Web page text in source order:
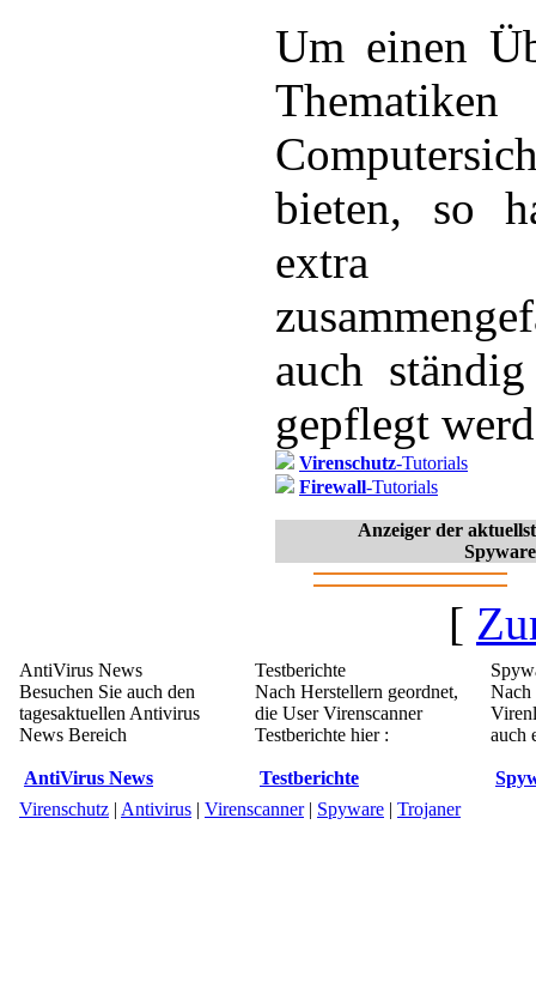
Um einen
bieten, so
extra
auch
gepflegt
Virenschutz-Tutorials
Firewall-Tutorials
Anzeiger der
[
AntiVirus News
Besuchen Sie auch den
tagesaktuellen Antivirus
News Bereich
AntiVirus News
Testberichte
Nach Herstellern geordnet,
die User Virenscanner
Testberichte hier :
Testberichte
Nach
auch
Virenschutz | Antivirus | Virenscanner| Spyware | Trojaner